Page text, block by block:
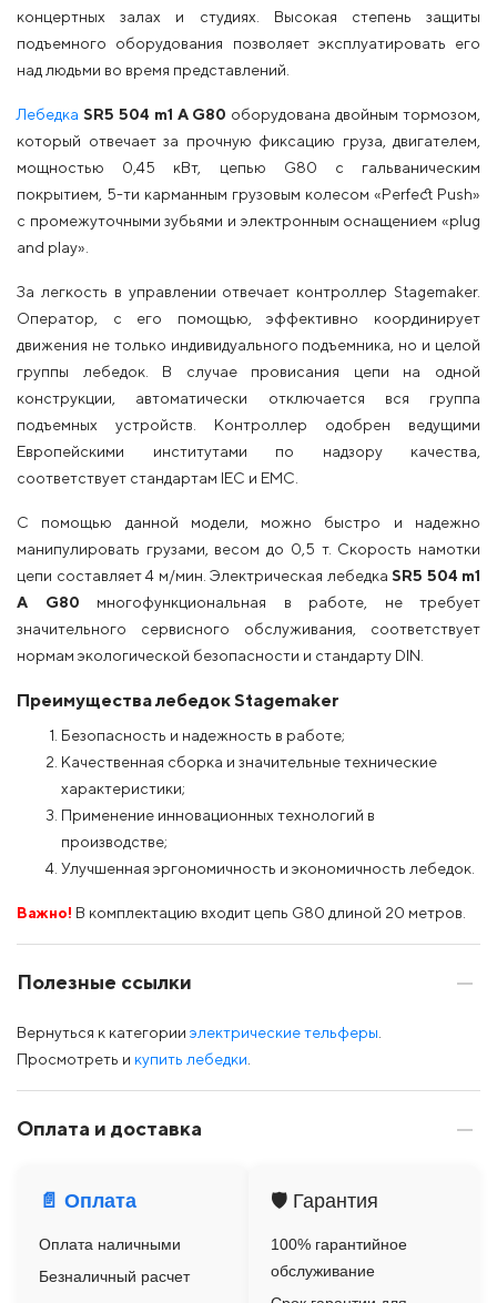
концертных залах и студиях. Высокая степень защиты
подъемного оборудования позволяет эксплуатировать его
над людьми во время представлений.
Лебедка SR5 504 m1 A G80 оборудована двойным тормозом,
который отвечает за прочную фиксацию груза, двигателем,
мощностью 0,45 кВт, цепью G80 с гальваническим
покрытием, 5-ти карманным грузовым колесом «Perfect Push»
с промежуточными зубьями и электронным оснащением «plug
and play».
За легкость в управлении отвечает контроллер Stagemaker.
Оператор, с его помощью, эффективно координирует
движения не только индивидуального подъемника, но и целой
группы лебедок. В случае провисания цепи на одной
конструкции, автоматически отключается вся группа
подъемных устройств. Контроллер одобрен ведущими
Европейскими институтами по надзору качества,
соответствует стандартам IEC и EMC.
С помощью данной модели, можно быстро и надежно
манипулировать грузами, весом до 0,5 т. Скорость намотки
цепи составляет 4 м/мин. Электрическая лебедка SR5 504 m1
A G80 многофункциональная в работе, не требует
значительного сервисного обслуживания, соответствует
нормам экологической безопасности и стандарту DIN.
Преимущества лебедок Stagemaker
Безопасность и надежность в работе;
Качественная сборка и значительные технические
характеристики;
Применение инновационных технологий в
производстве;
Улучшенная эргономичность и экономичность лебедок.
Важно! В комплектацию входит цепь G80 длиной 20 метров.
Полезные ссылки
Вернуться к категории электрические тельферы
Просмотреть и купить лебедки
Оплата и доставка
📄 Оплата
Оплата наличными
Безналичный расчет
🛡️ Гарантия
100% гарантийное
обслуживание